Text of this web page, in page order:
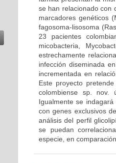
se han relacionado con
marcadores genéticos
fagosoma-lisosoma
23 pacientes
micobacteria,
estrechamente
infección diseminada
incrementada en
Este proyecto
colombiense sp. nov.
Igualmente se
con genes exclusivos
análisis del perfil
se puedan
especie, en